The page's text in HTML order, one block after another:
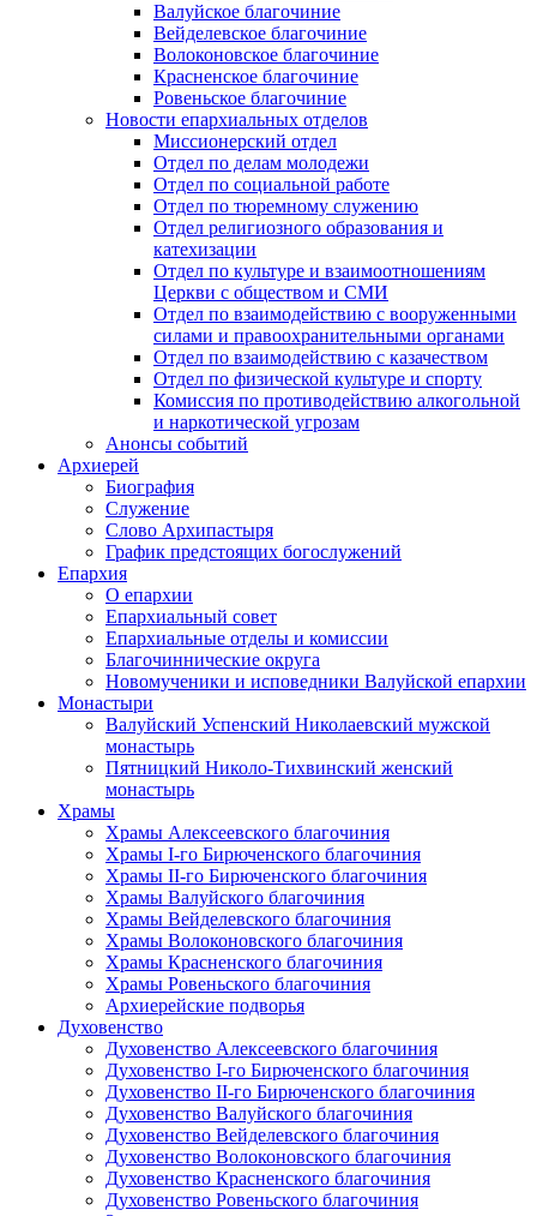
Валуйское благочиние
Вейделевское благочиние
Волоконовское благочиние
Красненское благочиние
Ровеньское благочиние
Новости епархиальных отделов
Миссионерский отдел
Отдел по делам молодежи
Отдел по социальной работе
Отдел по тюремному служению
Отдел религиозного образования и
катехизации
Отдел по культуре и взаимоотношениям
Церкви с обществом и СМИ
Отдел по взаимодействию с вооруженными
силами и правоохранительными органами
Отдел по взаимодействию с казачеством
Отдел по физической культуре и спорту
Комиссия по противодействию алкогольной
и наркотической угрозам
Анонсы событий
Архиерей
Биография
Служение
Слово Архипастыря
График предстоящих богослужений
Епархия
О епархии
Епархиальный совет
Епархиальные отделы и комиссии
Благочиннические округа
Новомученики и исповедники Валуйской епархии
Монастыри
Валуйский Успенский Николаевский мужской
монастырь
Пятницкий Николо-Тихвинский женский
монастырь
Храмы
Храмы Алексеевского благочиния
Храмы I-го Бирюченского благочиния
Храмы II-го Бирюченского благочиния
Храмы Валуйского благочиния
Храмы Вейделевского благочиния
Храмы Волоконовского благочиния
Храмы Красненского благочиния
Храмы Ровеньского благочиния
Архиерейские подворья
Духовенство
Духовенство Алексеевского благочиния
Духовенство I-го Бирюченского благочиния
Духовенство II-го Бирюченского благочиния
Духовенство Валуйского благочиния
Духовенство Вейделевского благочиния
Духовенство Волоконовского благочиния
Духовенство Красненского благочиния
Духовенство Ровеньского благочиния